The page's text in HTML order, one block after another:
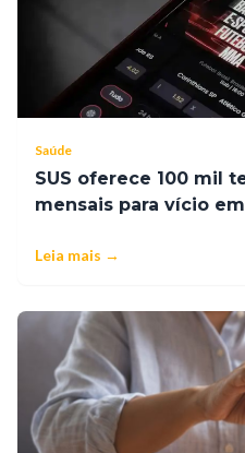
Saúde
SUS oferece 100 mil
mensais para vício
Leia mais →